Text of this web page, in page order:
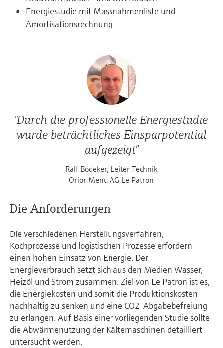
Device Viewer
Produktspezifische Informationen und
Ersatzteile anhand von Produktwurzel,
Bestellcode oder Seriennummer finden
Füllstandsmessung
Analysatoren für Härte, Eisen,
Aluminium & Chromat
Mikrowellentransmission
Memosens-Technologie
Alle ansehen
Energiestudie mit Massnahmenliste und
Amortisationsrechnung
"Durch die professionelle Energiestudie
wurde beträchtliches Einsparpotential
aufgezeigt"
Ralf Bödeker, Leiter Technik
Orior Menu AG Le Patron
Die Anforderungen
Die verschiedenen Herstellungsverfahren,
Kochprozesse und logistischen Prozesse erfordern
einen hohen Einsatz von Energie. Der
Energieverbrauch setzt sich aus den Medien Wasser,
Heizöl und Strom zusammen. Ziel von Le Patron ist es,
die Energiekosten und somit die Produktionskosten
nachhaltig zu senken und eine CO2-Abgabebefreiung
zu erlangen. Auf Basis einer vorliegenden Studie sollte
die Abwärmenutzung der Kältemaschinen detailliert
untersucht werden.